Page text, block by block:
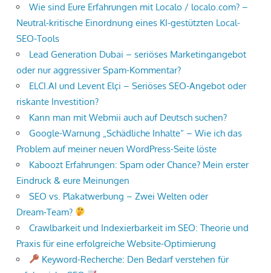
Wie sind Eure Erfahrungen mit Localo / localo.com? –
Neutral-kritische Einordnung eines KI-gestützten Local-
SEO-Tools
Lead Generation Dubai – seriöses Marketingangebot
oder nur aggressiver Spam-Kommentar?
ELCI.AI und Levent Elçi – Seriöses SEO-Angebot oder
riskante Investition?
Kann man mit Webmii auch auf Deutsch suchen?
Google-Warnung „Schädliche Inhalte“ – Wie ich das
Problem auf meiner neuen WordPress-Seite löste
Kaboozt Erfahrungen: Spam oder Chance? Mein erster
Eindruck & eure Meinungen
SEO vs. Plakatwerbung – Zwei Welten oder
Dream‑Team?
Crawlbarkeit und Indexierbarkeit im SEO: Theorie und
Praxis für eine erfolgreiche Website-Optimierung
Keyword-Recherche: Den Bedarf verstehen für